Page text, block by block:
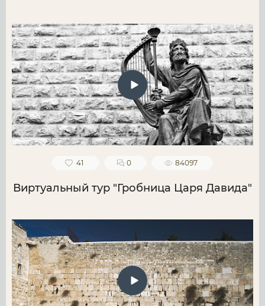
41 0 84097
Виртуальный тур "Гробница Царя Давида"